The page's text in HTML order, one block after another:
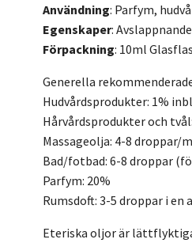
Användning: Parfym,
Egenskaper:
Förpackning: 10ml
Generella
Hudvårdsprodukter: 1%
Hårvårdsprodukter och
Massageolja: 4-8 droppar/
Bad/fotbad: 6-8 droppar
Parfym: 20%
Rumsdoft: 3-5 droppar i en
Eteriska oljor är